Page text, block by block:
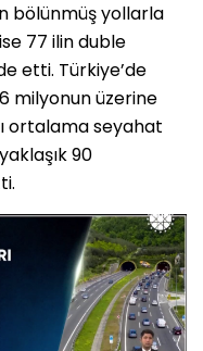
bölünmüş yollarla
77 ilin duble
etti. Türkiye’de
milyonun üzerine
ortalama seyahat
90